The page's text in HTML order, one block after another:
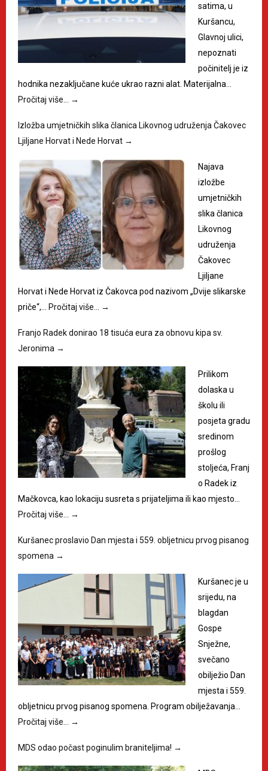
satima, u
Kuršancu,
Glavnoj ulici,
nepoznati
počinitelj je iz
hodnika nezaključane kuće ukrao razni alat. Materijalna…
Pročitaj više…
→
Izložba umjetničkih slika članica Likovnog udruženja Čakovec
Ljiljane Horvat i Nede Horvat →
Najava
izložbe
umjetničkih
slika članica
Likovnog
udruženja
Čakovec
Ljiljane
Horvat i Nede Horvat iz Čakovca pod nazivom „Dvije slikarske
priče“,…
Pročitaj više… →
Franjo Radek donirao 18 tisuća eura za obnovu kipa sv.
Jeronima →
Prilikom
dolaska u
školu ili
posjeta gradu
sredinom
prošlog
stoljeća, Franj
o Radek iz
Mačkovca, kao lokaciju susreta s prijateljima ili kao mjesto…
Pročitaj više…
→
Kuršanec proslavio Dan mjesta i 559. obljetnicu prvog pisanog
spomena →
Kuršanec je u
srijedu, na
blagdan
Gospe
Snježne,
svečano
obilježio Dan
mjesta i 559.
obljetnicu prvog pisanog spomena. Program obilježavanja…
Pročitaj više…
→
MDS odao počast poginulim braniteljima! →